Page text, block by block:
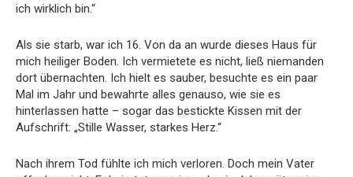
ich wirklich bin.“
Als sie starb, war ich 16. Von da an wurde dieses Haus für
mich heiliger Boden. Ich vermietete es nicht, ließ niemanden
dort übernachten. Ich hielt es sauber, besuchte es ein paar
Mal im Jahr und bewahrte alles genauso, wie sie es
hinterlassen hatte – sogar das bestickte Kissen mit der
Aufschrift: „Stille Wasser, starkes Herz.“
Nach ihrem Tod fühlte ich mich verloren. Doch mein Vater